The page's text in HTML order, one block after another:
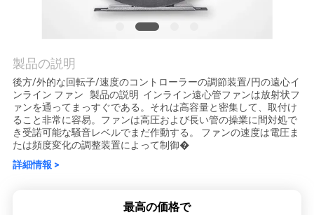
絡
し
な
さ
製品の説明
後方/外的な回転子/速度のコントローラーの調節装置/円の遠心イ
ンライン ファン 製品の説明 インライン遠心管ファンは放射状フ
ァンを通ってまっすぐである。それは高容量と密集して、取付け
ること非常に容易。ファンは高圧および長い管の操業に間対処で
き受諾可能な騒音レベルでまだ作動する。 ファンの速度は電圧ま
たは頻度変化の調整装置によって制御�
詳細情報 >
最高の価格で